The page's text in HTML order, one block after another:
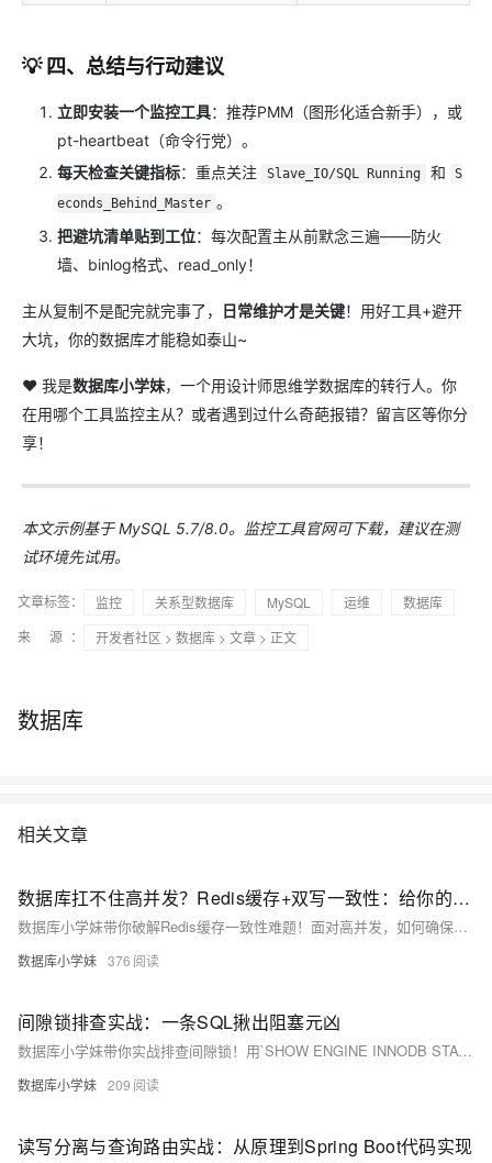
💡 四、总结与行动建议
立即安装一个监控工具​：推荐PMM（图形化适合新手），或
pt-heartbeat（命令行党）。
每天检查关键指标​：重点关注 Slave_IO/SQL Running 和
S
econds_Behind_Master 。
把避坑清单贴到工位​：每次配置主从前默念三遍——防火
墙、binlog格式、read_only！
主从复制不是配完就完事了，​ 日常维护才是关键​！用好工具+避开
大坑，你的数据库才能稳如泰山~
❤️ 我是​数据库小学妹​，一个用设计师思维学数据库的转行人。你
在用哪个工具监控主从？或者遇到过什么奇葩报错？留言区等你分
享！
本文示例基于 MySQL 5.7/8.0。监控工具官网可下载，建议在测
试环境先试用。
文章标签： 监控 关系型数据库 MySQL 运维
数据库
来 源：
开发者社区 > 数据库 > 文章 > 正文
数据库
相关文章
数据库扛不住高并发？Redis缓存+双写一致性：给你的系统装上“涡轮增压”
数据库小学妹带你破解Redis缓存一致性难题！面对高并发，如何确保Redis与数据库数据同步？详解“先更库后删缓”“延时双删”“Binlog异步同步”等4大方案，直击雪崩、击穿、穿透三座大山，助你构建又快又稳的数据库架构.
数据库小学妹 376
间隙锁排查实战：一条SQL揪出阻塞元凶
数据库小学妹带你实战排查间隙锁！用`SHOW ENGINE INNODB STATUS`快速定位`LOCK WAIT`与`gap before rec`，结合`performance_schema.data_lock_waits`精准识别阻塞源，厘清锁等待、死锁根因，避开RC无隙锁、无索引变表锁等常见误区。
数据库小学妹 209
读写分离与查询路由实战：从原理到Spring Boot代码实现